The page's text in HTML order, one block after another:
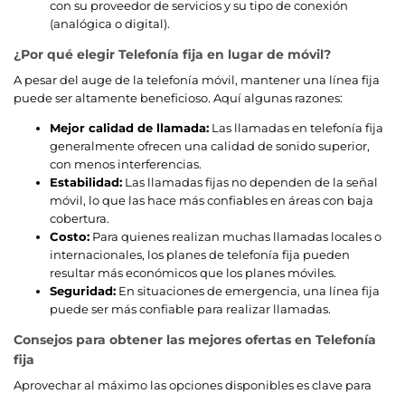
con su proveedor de servicios y su tipo de conexión
(analógica o digital).
¿Por qué elegir Telefonía fija en lugar de móvil?
A pesar del auge de la telefonía móvil, mantener una línea fija
puede ser altamente beneficioso. Aquí algunas razones:
Mejor calidad de llamada: Las llamadas en telefonía fija
generalmente ofrecen una calidad de sonido superior,
con menos interferencias.
Estabilidad: Las llamadas fijas no dependen de la señal
móvil, lo que las hace más confiables en áreas con baja
cobertura.
Costo: Para quienes realizan muchas llamadas locales o
internacionales, los planes de telefonía fija pueden
resultar más económicos que los planes móviles.
Seguridad: En situaciones de emergencia, una línea fija
puede ser más confiable para realizar llamadas.
Consejos para obtener las mejores ofertas en Telefonía
fija
Aprovechar al máximo las opciones disponibles es clave para